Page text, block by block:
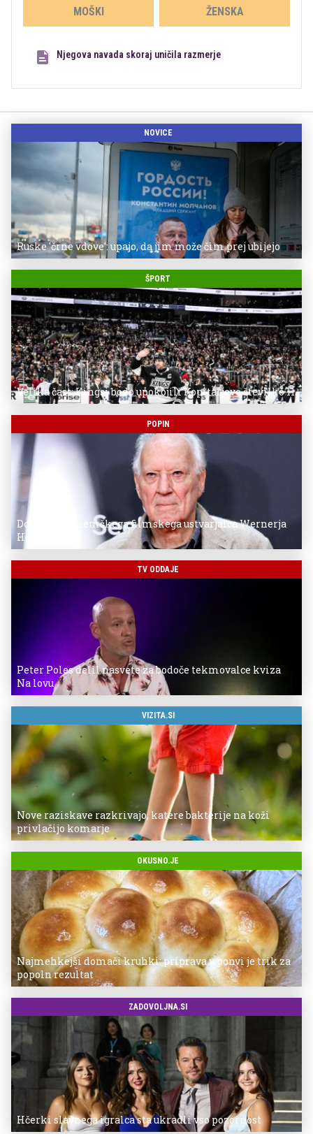
MOŠKI ŽENSKA
Njegova navada skoraj uničila razmerje
NOVICE
Ruske 'črne vdove': upajo, da jim može čim prej ubijejo
ŠPORT
Velika čast: Kingsi bodo upokojili Kopitarjevo številko 11
POPIN
Donostia za nemškega filmskega ustvarjalca Wernerja
Herzoga
TV ODDAJE
Peter Poles delil nasvete za bodoče tekmovalce kviza
Na lovu
VIZITA.SI
Nove raziskave razkrivajo, katere bakterije na koži
privlačijo komarje
OKUSNO.JE
Najmehkejši domači kruhki: priprava v ponvi je trik za
popoln rezultat
ZADOVOLJNA.SI
Hčerki slavnega igralca sta ukradli vso pozornost